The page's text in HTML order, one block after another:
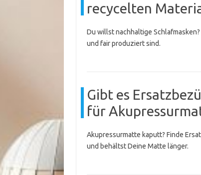
recycelten
Du willst nachhaltige
und fair produziert sind.
Gibt es
für
Akupressurmatte kaputt? Finde
und behältst Deine Matte länger.